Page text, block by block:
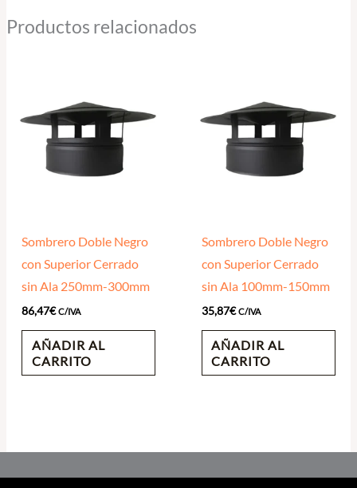
Productos relacionados
Sombrero Doble Negro
con Superior Cerrado
sin Ala 250mm-300mm
86,47€ C/IVA
AÑADIR AL
CARRITO
Sombrero Doble Negro
con Superior Cerrado
sin Ala 100mm-150mm
35,87€ C/IVA
AÑADIR AL
CARRITO